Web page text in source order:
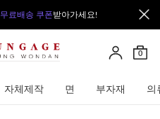
무료배송 쿠폰받아가세요!
0
자체제작 면 부자재 의